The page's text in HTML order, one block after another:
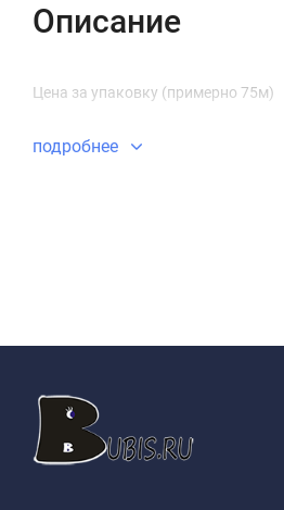
Описание
Цена за упаковку (примерно 75м)
подробнее